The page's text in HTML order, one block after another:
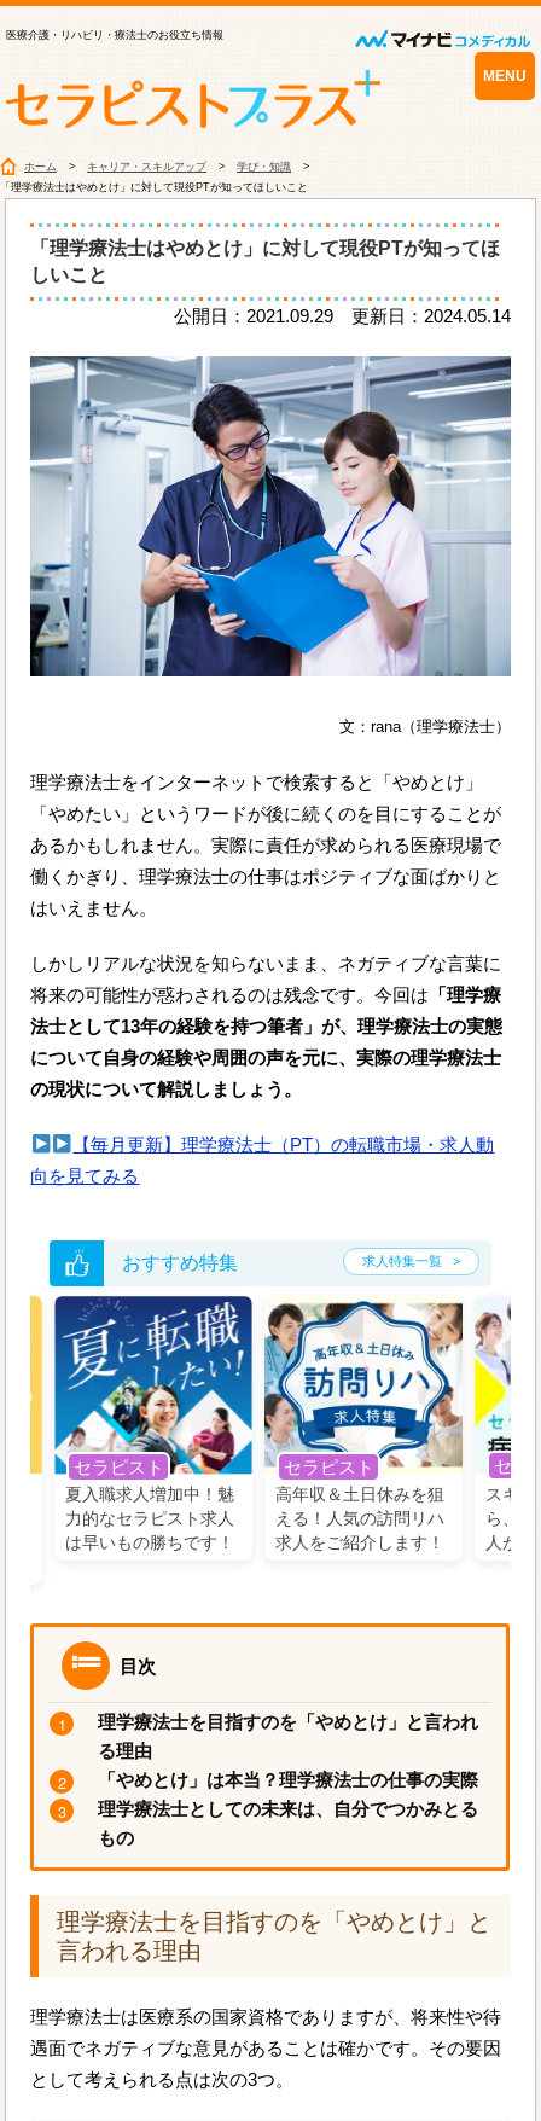
医療介護・リハビリ・療法士のお役立ち情報
MENU
ホーム キャリア・スキルアップ
学び・知識
「理学療法士はやめとけ」に対して現役PTが知ってほしいこと
「理学療法士はやめとけ」に対して現役PTが知ってほ
しいこと
公開日：2021.09.29 更新日：2024.05.14
文：rana（理学療法士）
理学療法士をインターネットで検索すると「やめとけ」
「やめたい」というワードが後に続くのを目にすることが
あるかもしれません。実際に責任が求められる医療現場で
働くかぎり、理学療法士の仕事はポジティブな面ばかりと
はいえません。
しかしリアルな状況を知らないまま、ネガティブな言葉に
将来の可能性が惑わされるのは残念です。今回は 「理学療
法士として13年の経験を持つ筆者」が、理学療法士の実態
について自身の経験や周囲の声を元に、実際の理学療法士
の現状について解説しましょう。
【毎月更新】理学療法士（PT）の転職市場・求人動
向を見てみる
おすすめ特集 求人特集一覧
セラピスト
夏入職求人増加中！魅
力的なセラピスト求人
は早いもの勝ちです！
セラピスト
高年収＆土日休みを狙
える！人気の訪問リハ
求人をご紹介します！
セラ
スキル
ら、
人が
目次
理学療法士を目指すのを「やめとけ」と言われ
る理由
「やめとけ」は本当？理学療法士の仕事の実際
理学療法士としての未来は、自分でつかみとる
もの
理学療法士を目指すのを「やめとけ」と
言われる理由
理学療法士は医療系の国家資格でありますが、将来性や待
遇面でネガティブな意見があることは確かです。その要因
として考えられる点は次の3つ。